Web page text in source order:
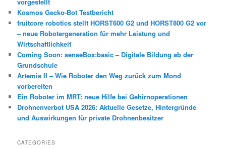
Kosmos Gecko-Bot Testbericht
fruitcore robotics stellt HORST600 G2 und HORST800 G2 vor
– neue Robotergeneration für mehr Leistung und
Wirtschaftlichkeit
Coming Soon: senseBox:basic – Digitale Bildung ab der
Grundschule
Artemis II – Wie Roboter den Weg zurück zum Mond
vorbereiten
Ein Roboter im MRT: neue Hilfe bei Gehirnoperationen
Drohnenverbot USA 2026: Aktuelle Gesetze, Hintergründe
und Auswirkungen für private Drohnenbesitzer
CATEGORIES